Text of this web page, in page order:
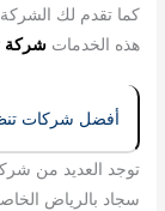
كما تقدم لك
هذه الخدماتشركة
أفضل شركات
توجد العديد من
سجاد بالرياض